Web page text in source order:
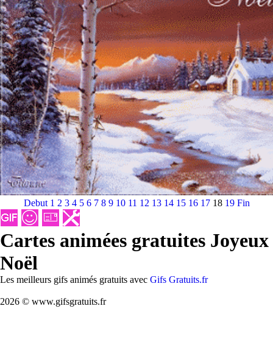
Debut 1 2 3 4 5 6 7 8 9 10 11 12 13 14 15 16 17 18 19 Fin
Cartes animées gratuites Joyeux
Noël
Les meilleurs gifs animés gratuits avec Gifs Gratuits.fr
2026 © www.gifsgratuits.fr